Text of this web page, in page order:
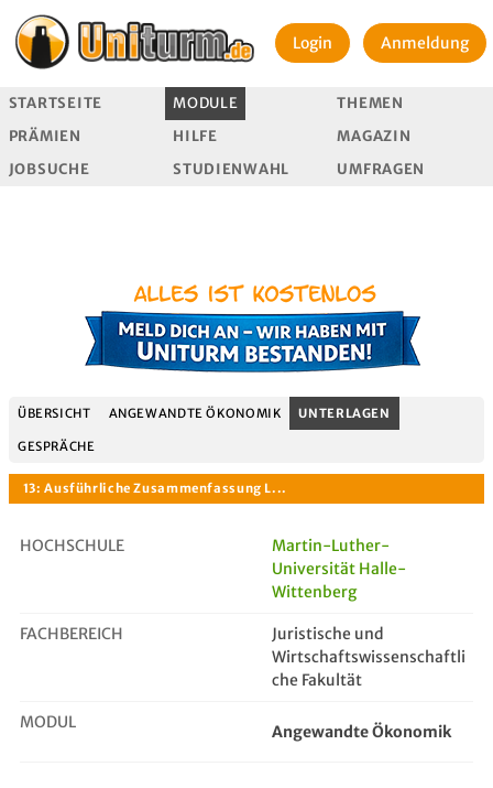
Login Anmeldung
STARTSEITE MODULE
THEMEN
PRÄMIEN
HILFE
MAGAZIN
JOBSUCHE
STUDIENWAHL UMFRAGEN
ÜBERSICHT ANGEWANDTE ÖKONOMIK UNTERLAGEN
GESPRÄCHE
HOCHSCHULE
Martin-Luther-
Universität Halle-
Wittenberg
FACHBEREICH
Juristische und
Wirtschaftswissenschaftli
che Fakultät
MODUL Angewandte Ökonomik